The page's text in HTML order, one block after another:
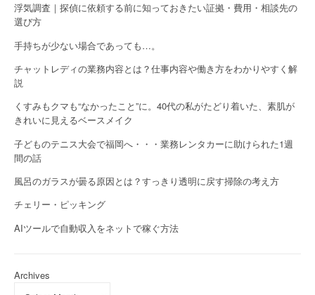
浮気調査｜探偵に依頼する前に知っておきたい証拠・費用・相談先の
選び方
手持ちが少ない場合であっても…。
チャットレディの業務内容とは？仕事内容や働き方をわかりやすく解
説
くすみもクマも“なかったこと”に。40代の私がたどり着いた、素肌が
きれいに見えるベースメイク
子どものテニス大会で福岡へ・・・業務レンタカーに助けられた1週
間の話
風呂のガラスが曇る原因とは？すっきり透明に戻す掃除の考え方
チェリー・ピッキング
AIツールで自動収入をネットで稼ぐ方法
Archives